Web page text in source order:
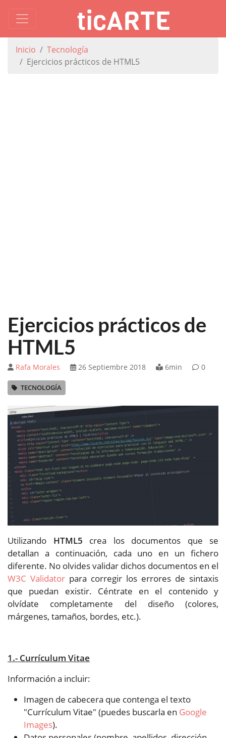
Inicio
Tecnología
Ejercicios prácticos de HTML5
Ejercicios prácticos de
HTML5
Rafa Morales 26 Septiembre 2018 6min 0
TECNOLOGÍA
Utilizando HTML5 crea los documentos que se
detallan a continuación, cada uno en un fichero
diferente. No olvides validar dichos documentos en el
W3C Validator para corregir los errores de sintaxis
que puedan existir. Céntrate en el contenido y
olvídate completamente del diseño (colores,
márgenes, tamaños, bordes, etc.).
1.- Currículum Vitae
Información a incluir:
Imagen de cabecera que contenga el texto
"Currículum Vitae" (puedes buscarla en Google
Images).